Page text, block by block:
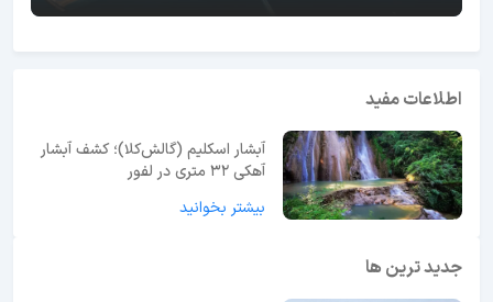
اطلاعات مفید
آبشار اسکلیم (گالش‌کلا)؛ کشف آبشار
آهکی ۳۲ متری در لفور
بیشتر بخوانید
جدید ترین ها